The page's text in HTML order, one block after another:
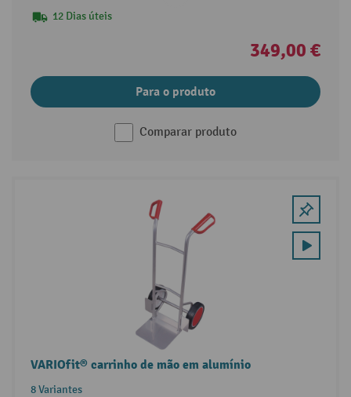
12 Dias úteis
349,00 €
Para o produto
Comparar produto
VARIOfit® carrinho de mão em alumínio
8 Variantes